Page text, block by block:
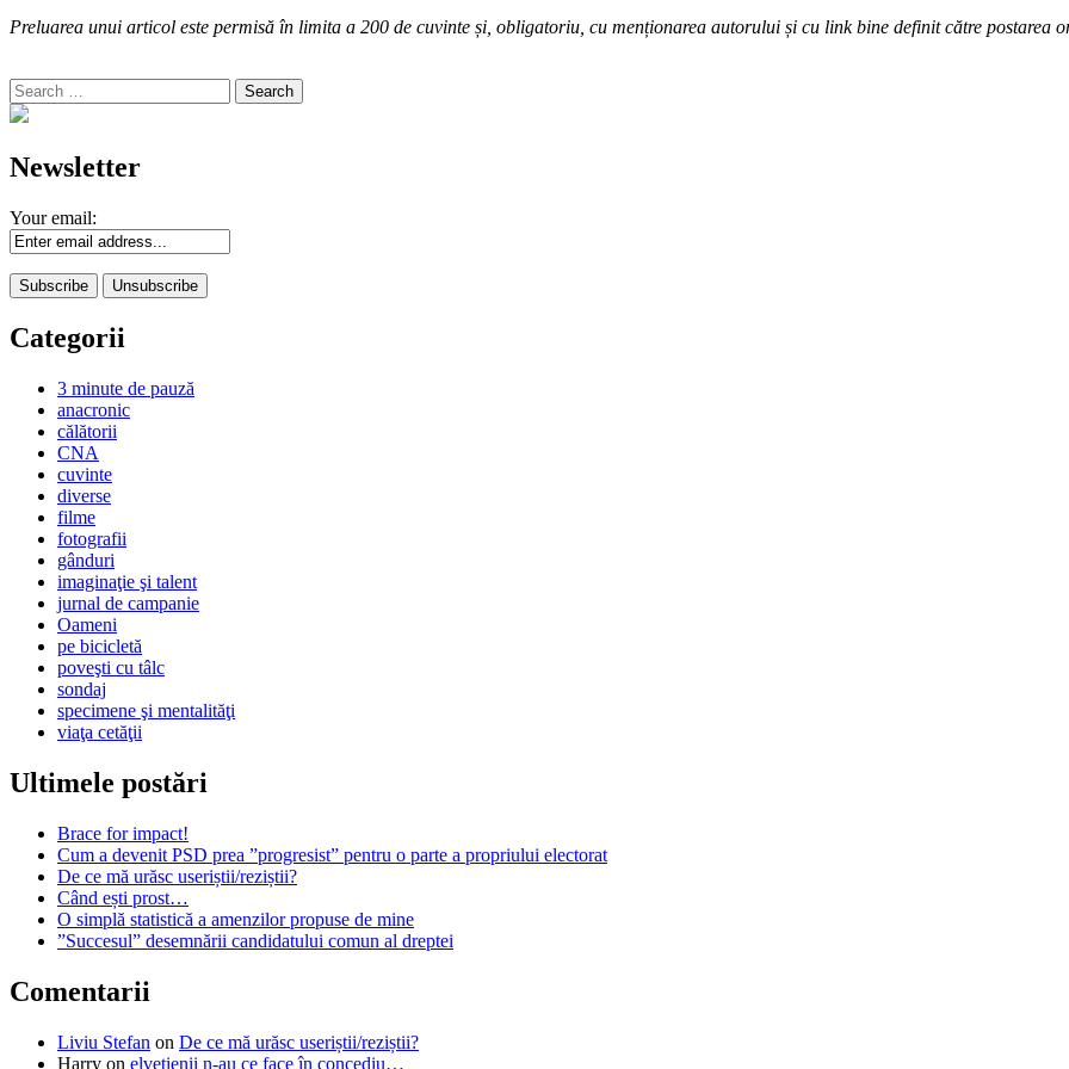
Preluarea unui articol este permisă în limita a 200 de cuvinte și, obligatoriu, cu menționarea autorului și cu link bine definit către postarea
Search
for:
Newsletter
Your email:
Categorii
3 minute de pauză
anacronic
călătorii
CNA
cuvinte
diverse
filme
fotografii
gânduri
imaginaţie şi talent
jurnal de campanie
Oameni
pe bicicletă
poveşti cu tâlc
sondaj
specimene şi mentalităţi
viaţa cetăţii
Ultimele postări
Brace for impact!
Cum a devenit PSD prea ”progresist” pentru o parte a propriului electorat
De ce mă urăsc useriștii/reziștii?
Când ești prost…
O simplă statistică a amenzilor propuse de mine
”Succesul” desemnării candidatului comun al dreptei
Comentarii
Liviu Stefan on De ce mă urăsc useriștii/reziștii?
Harry on elveţienii n-au ce face în concediu…